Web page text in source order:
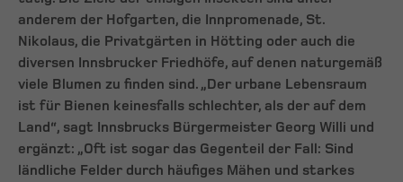
anderem der Hofgarten, die Innpromenade, St.
Nikolaus, die Privatgärten in Hötting oder auch die
diversen Innsbrucker Friedhöfe, auf denen naturgemäß
viele Blumen zu finden sind. „Der urbane Lebensraum
ist für Bienen keinesfalls schlechter, als der auf dem
Land“, sagt Innsbrucks Bürgermeister Georg Willi und
ergänzt: „Oft ist sogar das Gegenteil der Fall: Sind
ländliche Felder durch häufiges Mähen und starkes